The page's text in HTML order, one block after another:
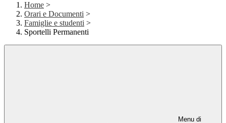
Home >
Orari e Documenti >
Famiglie e studenti >
Sportelli Permanenti
Menu di